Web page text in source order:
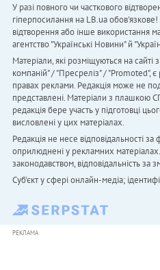
У разі повного чи часткового
гіперпосилання на LB.ua
відтворення або інше використання
агентство "Українськi Новини" й
Матеріали, які розміщуються на
компаній" / "Пресреліз" / "Promoted",
правах реклами. Редакція може не
представлені. Матеріали з
редакція бере участь у підготовці
висловлені у цих матеріалах.
Редакція не несе відповідальності
оприлюднені у рекламних
законодавством, відповідальність
Cуб'єкт у сфері онлайн-медіа;
РЕКЛАМА